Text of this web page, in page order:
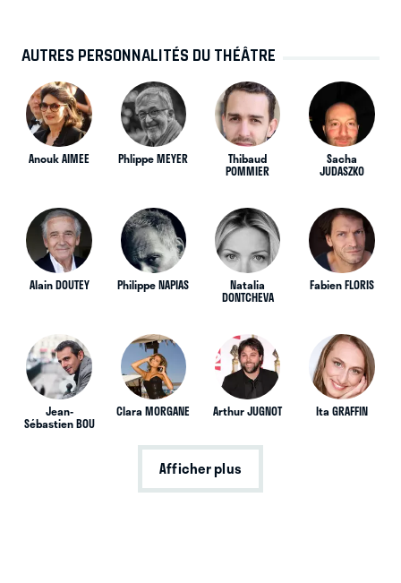
AUTRES PERSONNALITÉS DU THÉÂTRE
Anouk AIMEE Phlippe MEYER Thibaud
POMMIER
Sacha
JUDASZKO
Alain DOUTEY Philippe NAPIAS Natalia
DONTCHEVA
Fabien FLORIS
Jean-
Sébastien BOU
Clara MORGANE Arthur JUGNOT Ita GRAFFIN
Afficher plus